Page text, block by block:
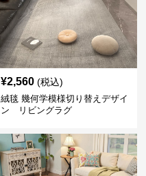
¥2,560 (税込)
絨毯 幾何学模様切り替えデザイ
ン リビングラグ